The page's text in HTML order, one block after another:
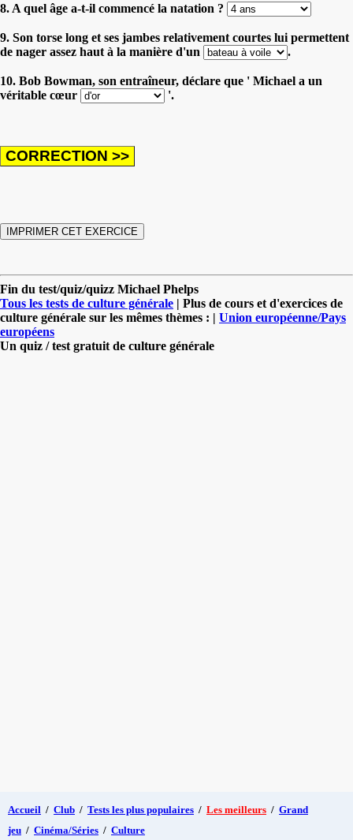
8. A quel âge a-t-il commencé la natation ?
9. Son torse long et ses jambes relativement courtes lui permettent
de nager assez haut à la manière d'un
.
10. Bob Bowman, son entraîneur, déclare que ' Michael a un
véritable cœur
'.
Fin du test/quiz/quizz Michael Phelps
Tous les tests de culture générale | Plus de cours et d'exercices de
culture générale sur les mêmes thèmes : | Union européenne/Pays
européens
Un quiz / test gratuit de culture générale
Accueil / Club / Tests les plus populaires / Les meilleurs / Grand
jeu / Cinéma/Séries / Culture